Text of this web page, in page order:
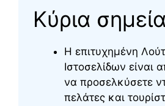
Κύρια σημεία
Η επιτυχημένη
Ιστοσελίδων είναι
να προσελκύσετε
πελάτες και